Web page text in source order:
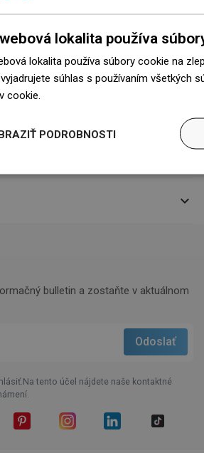



bulletin a zostaňte v aktuálnom
tento účel nájdete naše kontaktné
lokalita používa
lokalita používa súbory cookie na
súhlas s používaním všetkých
cookie.
PODROBNOSTI